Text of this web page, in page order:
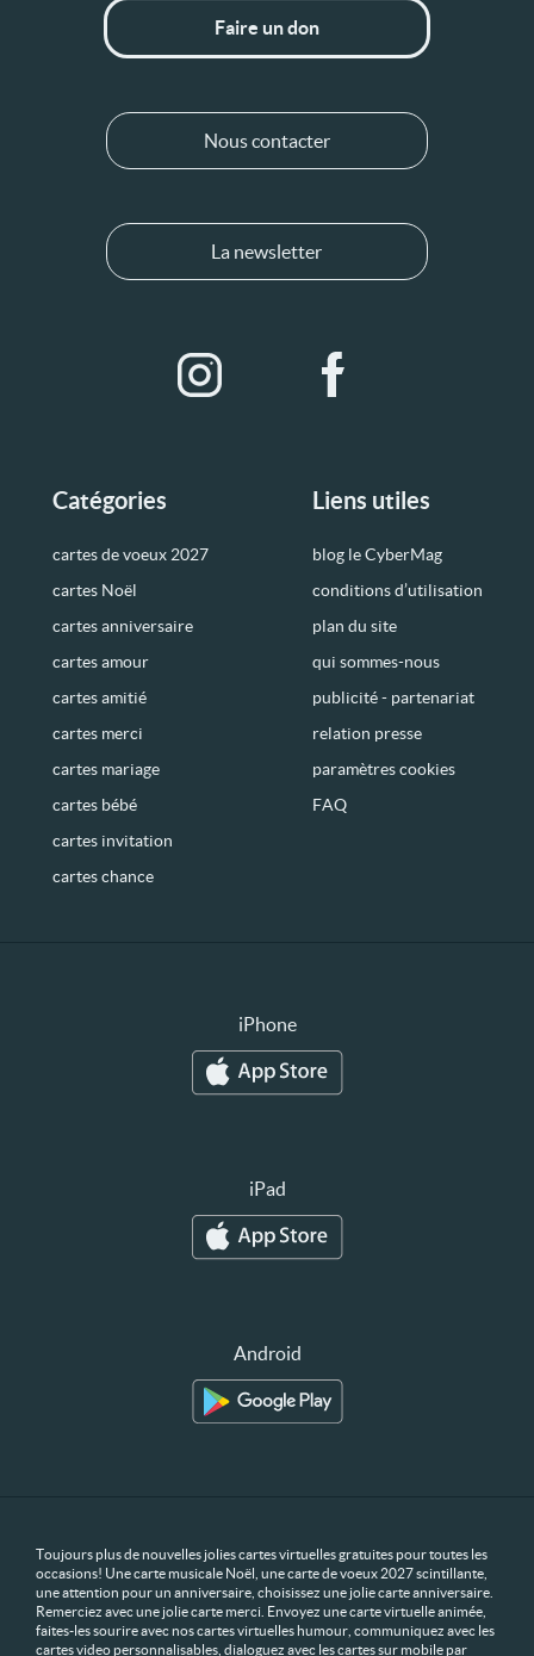
Catégories
cartes de voeux 2027
cartes Noël
cartes anniversaire
cartes amour
cartes amitié
cartes merci
cartes mariage
cartes bébé
cartes invitation
cartes chance
Liens utiles
blog le CyberMag
conditions d’utilisation
plan du site
qui sommes-nous
publicité - partenariat
relation presse
paramètres cookies
FAQ
Faire un don
Nous contacter
La newsletter
iPhone
iPad
Android
Toujours plus de nouvelles jolies cartes virtuelles gratuites pour toutes les
occasions! Une carte musicale Noël, une carte de voeux 2027 scintillante,
une attention pour un anniversaire, choisissez une jolie carte anniversaire.
Remerciez avec une jolie carte merci. Envoyez une carte virtuelle animée,
faites-les sourire avec nos cartes virtuelles humour, communiquez avec les
cartes video personnalisables, dialoguez avec les cartes sur mobile par